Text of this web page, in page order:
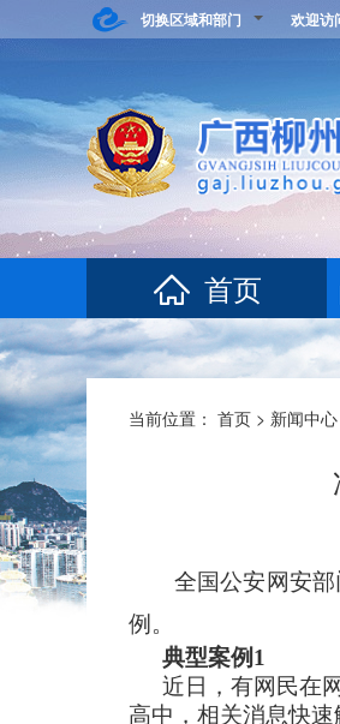
切换区域和部门 欢迎访
首页
当前位置： 首页 > 新闻中心
全国公安网安
例。
典型案例1
近日，有网民在
高中，相关消息快速